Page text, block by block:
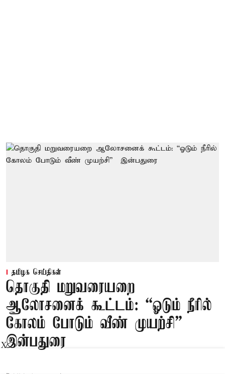
தமிழக செய்திகள்
தொகுதி மறுவரையறை
ஆலோசனைக் கூட்டம்: “ஓடும் நீரில்
கோலம் போடும் வீண் முயற்சி” –
இன்பதுரை
X